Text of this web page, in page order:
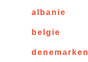
albanie
belgie
denemarken